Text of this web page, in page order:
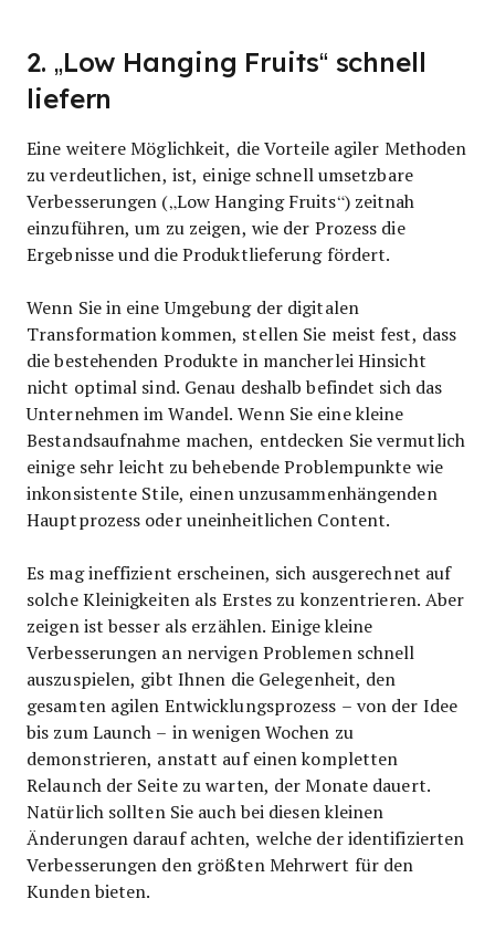
2. „Low Hanging Fruits“ schnell
liefern
Eine weitere Möglichkeit, die Vorteile agiler Methoden
zu verdeutlichen, ist, einige schnell umsetzbare
Verbesserungen („Low Hanging Fruits“) zeitnah
einzuführen, um zu zeigen, wie der Prozess die
Ergebnisse und die Produktlieferung fördert.
Wenn Sie in eine Umgebung der digitalen
Transformation kommen, stellen Sie meist fest, dass
die bestehenden Produkte in mancherlei Hinsicht
nicht optimal sind. Genau deshalb befindet sich das
Unternehmen im Wandel. Wenn Sie eine kleine
Bestandsaufnahme machen, entdecken Sie vermutlich
einige sehr leicht zu behebende Problempunkte wie
inkonsistente Stile, einen unzusammenhängenden
Hauptprozess oder uneinheitlichen Content.
Es mag ineffizient erscheinen, sich ausgerechnet auf
solche Kleinigkeiten als Erstes zu konzentrieren. Aber
zeigen ist besser als erzählen. Einige kleine
Verbesserungen an nervigen Problemen schnell
auszuspielen, gibt Ihnen die Gelegenheit, den
gesamten agilen Entwicklungsprozess – von der Idee
bis zum Launch – in wenigen Wochen zu
demonstrieren, anstatt auf einen kompletten
Relaunch der Seite zu warten, der Monate dauert.
Natürlich sollten Sie auch bei diesen kleinen
Änderungen darauf achten, welche der identifizierten
Verbesserungen den größten Mehrwert für den
Kunden bieten.